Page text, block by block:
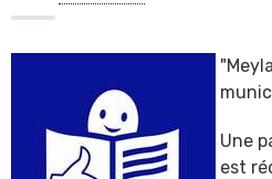
Une
est